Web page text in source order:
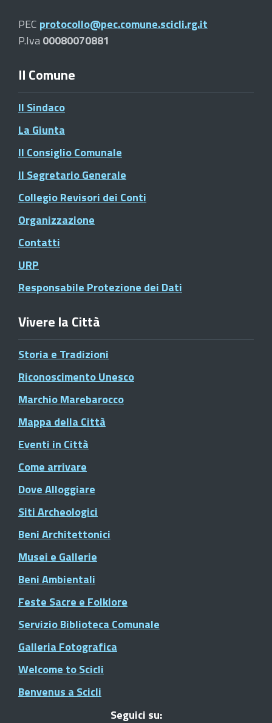
PEC protocollo@pec.comune.scicli.rg.it
P.Iva00080070881
Il Comune
Il Sindaco
La Giunta
Il Consiglio Comunale
Il Segretario Generale
Collegio Revisori dei Conti
Organizzazione
Contatti
URP
Responsabile Protezione dei Dati
Vivere la Città
Storia e Tradizioni
Riconoscimento Unesco
Marchio Marebarocco
Mappa della Città
Eventi in Città
Come arrivare
Dove Alloggiare
Siti Archeologici
Beni Architettonici
Musei e Gallerie
Beni Ambientali
Feste Sacre e Folklore
Servizio Biblioteca Comunale
Galleria Fotografica
Welcome to Scicli
Benvenus a Scicli
Seguici su: